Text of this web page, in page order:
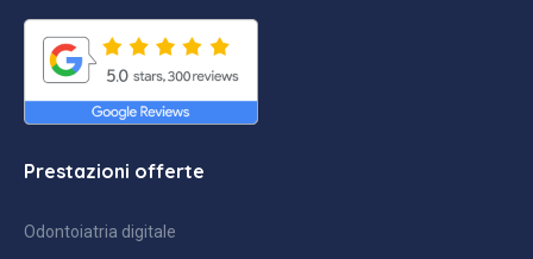
Prestazioni offerte
Odontoiatria digitale